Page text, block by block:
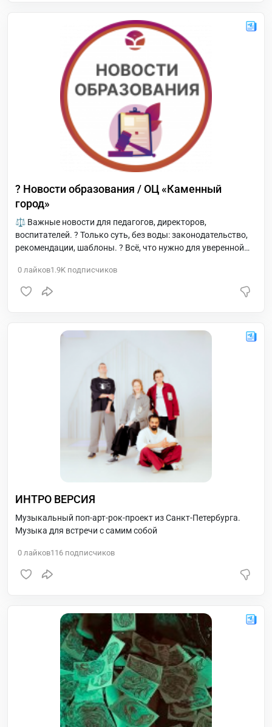
? Новости образования / ОЦ «Каменный
город»
⚖️ Важные новости для педагогов, директоров,
воспитателей. ? Только суть, без воды: законодательство,
рекомендации, шаблоны. ? Всё, что нужно для уверенной
@edulawassistant_bot
0 лайков1.9K подписчиков
ИНТРО ВЕРСИЯ
Музыкальный поп-арт-рок-проект из Санкт-Петербурга.
Музыка для встречи с самим собой
0 лайков116 подписчиков